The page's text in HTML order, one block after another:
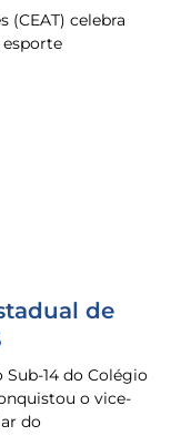
(CEAT) celebra
de
14 do Colégio
o vice-
do